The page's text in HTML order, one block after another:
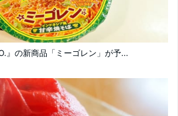
』の新商品「ミーゴレン」が予...